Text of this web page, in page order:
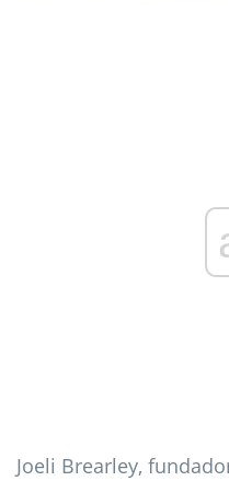
Joeli Brearley,